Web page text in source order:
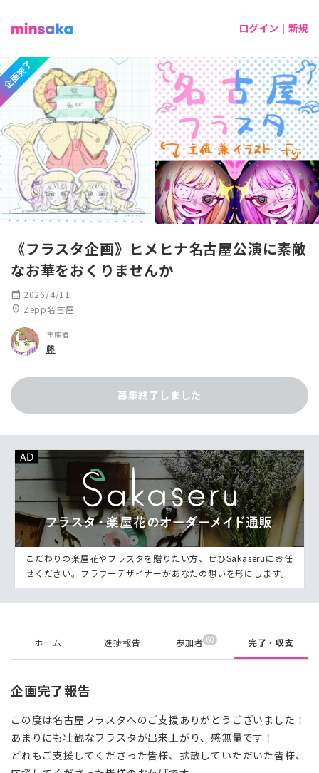
ログイン｜新規
企画完了
《フラスタ企画》ヒメヒナ名古屋公演に素敵
なお華をおくりませんか
calendar_month 2026/4/11
location_on Zepp名古屋
主催者
藤
募集終了しました
こだわりの楽屋花やフラスタを贈りたい方、ぜひSakaseruにお任
せください。フラワーデザイナーがあなたの想いを形にします。
ホーム 進捗報告 参加者 60 完了・収支
企画完了報告
この度は名古屋フラスタへのご支援ありがとうございました！
あまりにも壮観なフラスタが出来上がり、感無量です！
どれもご支援してくださった皆様、拡散していただいた皆様、